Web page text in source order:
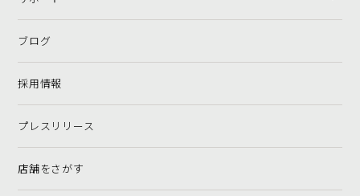
ブログ
採用情報
プレスリリース
店舗をさがす